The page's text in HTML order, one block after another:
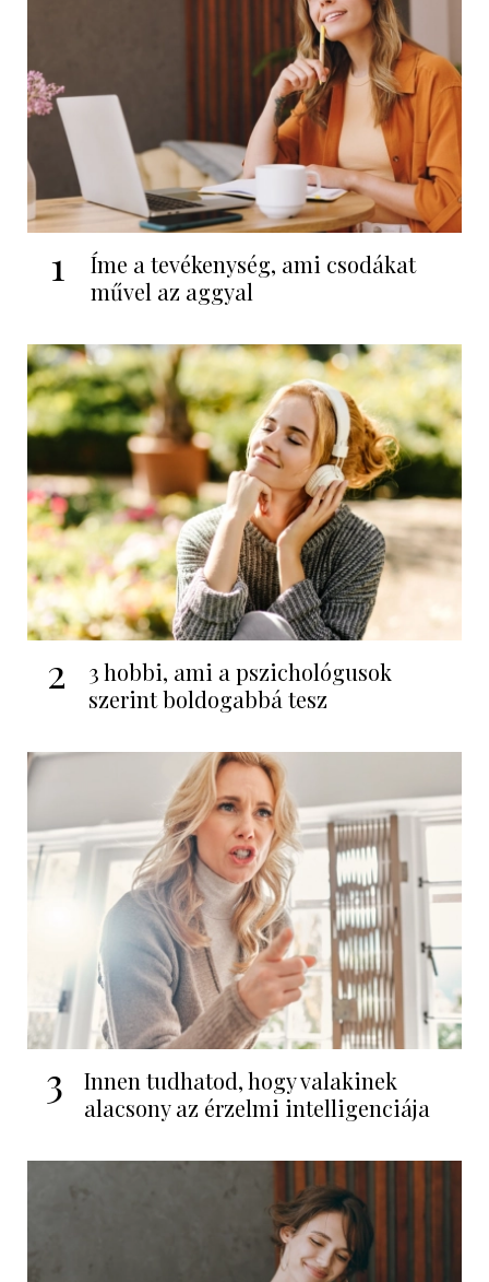
1
Íme a tevékenység, ami csodákat
művel az aggyal
2
3 hobbi, ami a pszichológusok
szerint boldogabbá tesz
3
Innen tudhatod, hogy valakinek
alacsony az érzelmi intelligenciája